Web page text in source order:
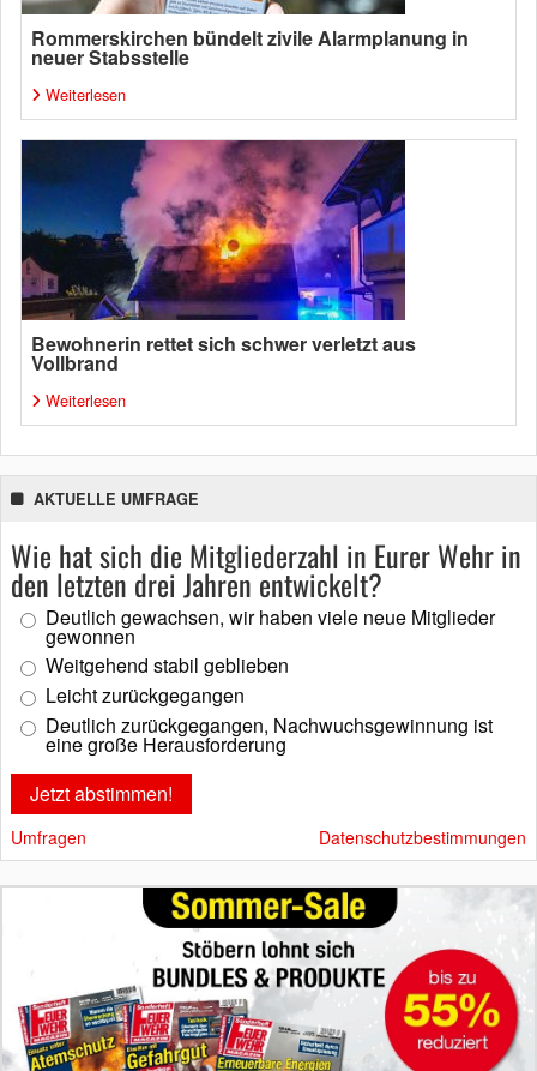
Rommerskirchen bündelt zivile Alarmplanung in
neuer Stabsstelle
Weiterlesen
Bewohnerin rettet sich schwer verletzt aus
Vollbrand
Weiterlesen
AKTUELLE UMFRAGE
Wie hat sich die Mitgliederzahl in Eurer Wehr in
den letzten drei Jahren entwickelt?
Deutlich gewachsen, wir haben viele neue Mitglieder
gewonnen
Weitgehend stabil geblieben
Leicht zurückgegangen
Deutlich zurückgegangen, Nachwuchsgewinnung ist
eine große Herausforderung
Umfragen Datenschutzbestimmungen